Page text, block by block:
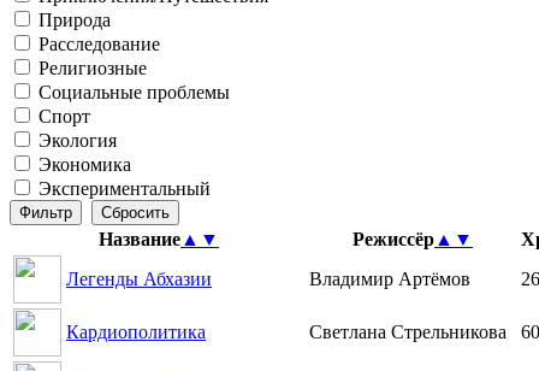
Природа
Расследование
Религиозные
Социальные проблемы
Спорт
Экология
Экономика
Экспериментальный
Название ▲ ▼ Режиссёр ▲ ▼
Легенды Абхазии
Владимир Артёмов
Кардиополитика Светлана Стрельникова